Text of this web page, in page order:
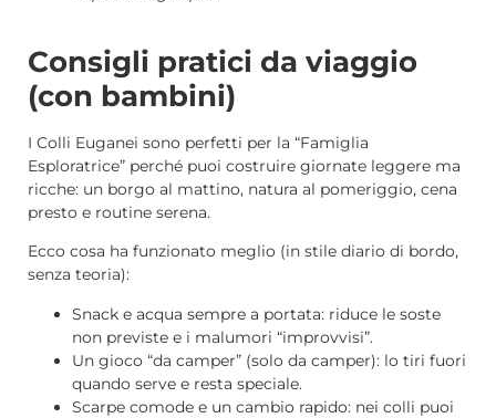
Consigli pratici da viaggio
(con bambini)
I Colli Euganei sono perfetti per la “Famiglia
Esploratrice” perché puoi costruire giornate leggere ma
ricche: un borgo al mattino, natura al pomeriggio, cena
presto e routine serena.
Ecco cosa ha funzionato meglio (in stile diario di bordo,
senza teoria):
Snack e acqua sempre a portata: riduce le soste
non previste e i malumori “improvvisi”.
Un gioco “da camper” (solo da camper): lo tiri fuori
quando serve e resta speciale.
Scarpe comode e un cambio rapido: nei colli puoi